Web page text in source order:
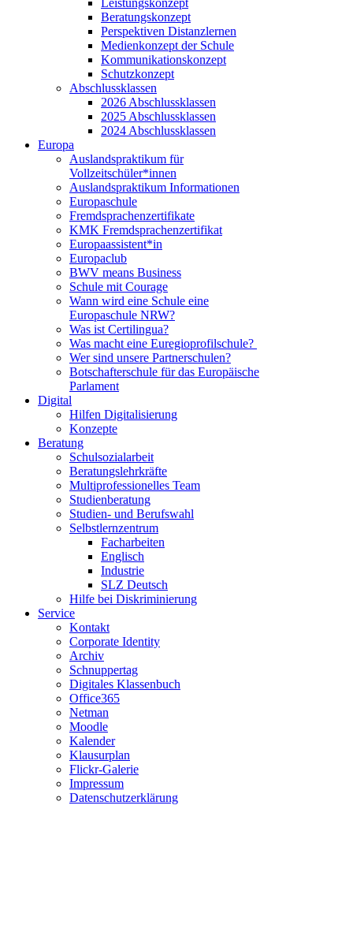
Leistungskonzept
Beratungskonzept
Perspektiven Distanzlernen
Medienkonzept der Schule
Kommunikationskonzept
Schutzkonzept
Abschlussklassen
2026 Abschlussklassen
2025 Abschlussklassen
2024 Abschlussklassen
Europa
Auslandspraktikum für
Vollzeitschüler*innen
Auslandspraktikum Informationen
Europaschule
Fremdsprachenzertifikate
KMK Fremdsprachenzertifikat
Europaassistent*in
Europaclub
BWV means Business
Schule mit Courage
Wann wird eine Schule eine
Europaschule NRW?
Was ist Certilingua?
Was macht eine Euregioprofilschule?
Wer sind unsere Partnerschulen?
Botschafterschule für das Europäische
Parlament
Digital
Hilfen Digitalisierung
Konzepte
Beratung
Schulsozialarbeit
Beratungslehrkräfte
Multiprofessionelles Team
Studienberatung
Studien- und Berufswahl
Selbstlernzentrum
Facharbeiten
Englisch
Industrie
SLZ Deutsch
Hilfe bei Diskriminierung
Service
Kontakt
Corporate Identity
Archiv
Schnuppertag
Digitales Klassenbuch
Office365
Netman
Moodle
Kalender
Klausurplan
Flickr-Galerie
Impressum
Datenschutzerklärung